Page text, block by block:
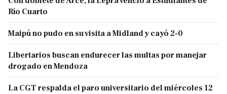
Río Cuarto
Maipú no pudo en su visita a Midland y cayó 2-0
Libertarios buscan endurecer las multas por manejar
drogado en Mendoza
La CGT respalda el paro universitario del miércoles 12